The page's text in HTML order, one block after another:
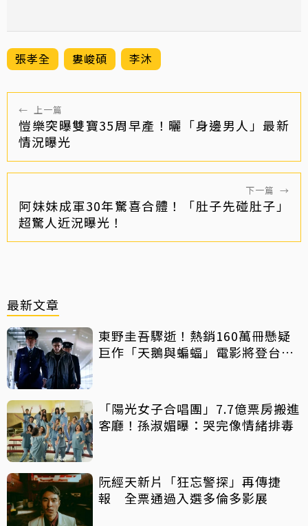
張孝全 婁峻碩 李沐
← 上一篇
愷樂突曝雙寶35周早產！曬「身邊男人」最新
情況曝光
下一篇 →
阿妹妹成軍30年驚喜合體！「肚子先碰肚子」
超驚人近況曝光！
最新文章
東野圭吾驟逝！熱銷160萬冊懸疑
巨作「天鵝與蝙蝠」電影將登台上
「陽光女子合唱團」7.7億票房搬進
客廳！孫淑媚曝：哭完像情緒排毒
阮經天新片「狂忘警探」再傳捷
報 全票通過入選多倫多影展